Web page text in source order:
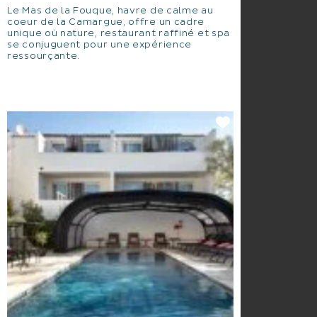
Le Mas de la Fouque, havre de calme au
coeur de la Camargue, offre un cadre
unique où nature, restaurant raffiné et spa
se conjuguent pour une expérience
ressourçante.